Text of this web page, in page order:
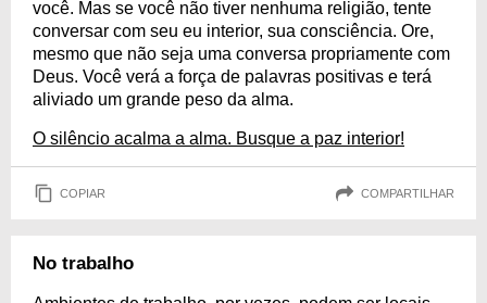
você. Mas se você não tiver nenhuma religião, tente
conversar com seu eu interior, sua consciência. Ore,
mesmo que não seja uma conversa propriamente com
Deus. Você verá a força de palavras positivas e terá
aliviado um grande peso da alma.
O silêncio acalma a alma. Busque a paz interior!
COPIAR COMPARTILHAR
No trabalho